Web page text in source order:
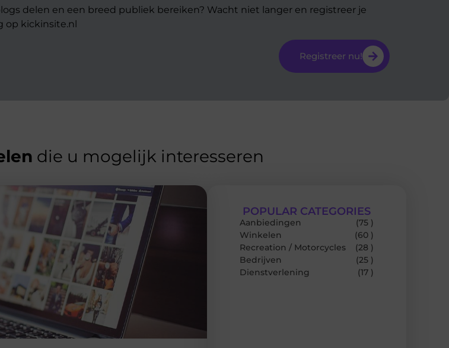
delen en een breed publiek bereiken? Wacht niet langer en registreer je
op kickinsite.nl
Registreer nu!
die u mogelijk interesseren
POPULAR CATEGORIES
Aanbiedingen
(75 )
Winkelen
(60 )
Recreation / Motorcycles
(28 )
Bedrijven
(25 )
Dienstverlening
(17 )